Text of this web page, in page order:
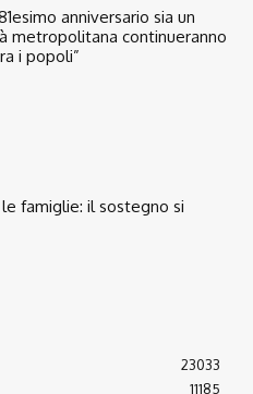
anniversario sia un
metropolitana continueranno
i popoli”
famiglie: il sostegno si
23033
11185